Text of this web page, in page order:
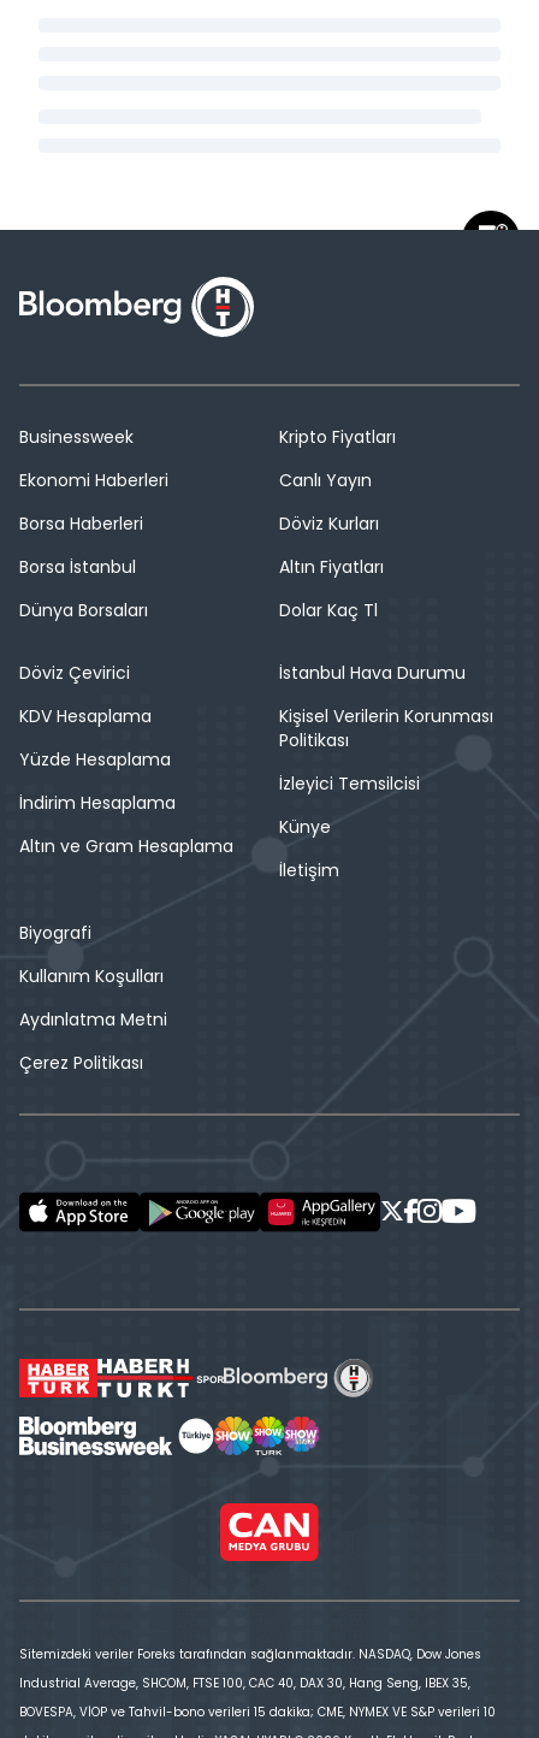
Businessweek
Ekonomi Haberleri
Borsa Haberleri
Borsa İstanbul
Dünya Borsaları
Kripto Fiyatları
Canlı Yayın
Döviz Kurları
Altın Fiyatları
Dolar Kaç Tl
Döviz Çevirici
KDV Hesaplama
Yüzde Hesaplama
İndirim Hesaplama
Altın ve Gram Hesaplama
İstanbul Hava Durumu
Kişisel Verilerin Korunması
Politikası
İzleyici Temsilcisi
Künye
İletişim
Biyografi
Kullanım Koşulları
Aydınlatma Metni
Çerez Politikası
Sitemizdeki veriler Foreks tarafından sağlanmaktadır. NASDAQ, Dow Jones
Industrial Average, SHCOM, FTSE 100, CAC 40, DAX 30, Hang Seng, IBEX 35,
BOVESPA, VİOP ve Tahvil-bono verileri 15 dakika; CME, NYMEX VE S&P verileri 10